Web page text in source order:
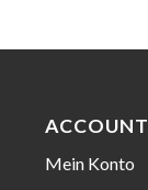
ACCOUNT
Mein Konto